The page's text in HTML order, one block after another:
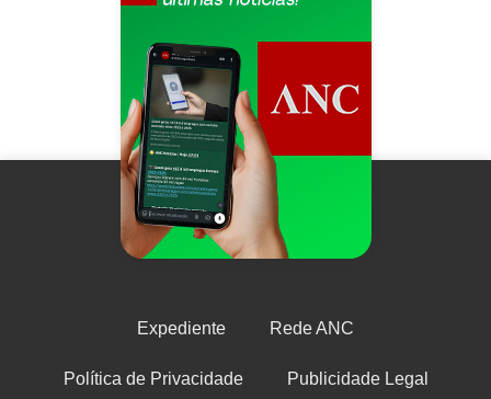
Expediente Rede ANC
Política de Privacidade Publicidade Legal